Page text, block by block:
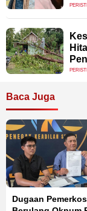
Baca Juga
Dugaan